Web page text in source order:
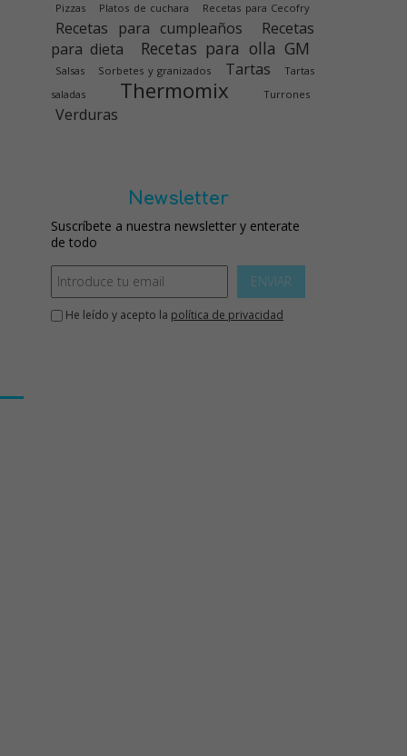
Pizzas Platos de cuchara Recetas para Cecofry
Recetas para cumpleaños
Recetas
para dieta
Recetas para olla GM
Salsas Sorbetes y granizados Tartas
Tartas
saladas
Thermomix Turrones
Verduras
Newsletter
Suscríbete a nuestra newsletter y enterate
de todo
ENVIAR
He leído y acepto la política de privacidad